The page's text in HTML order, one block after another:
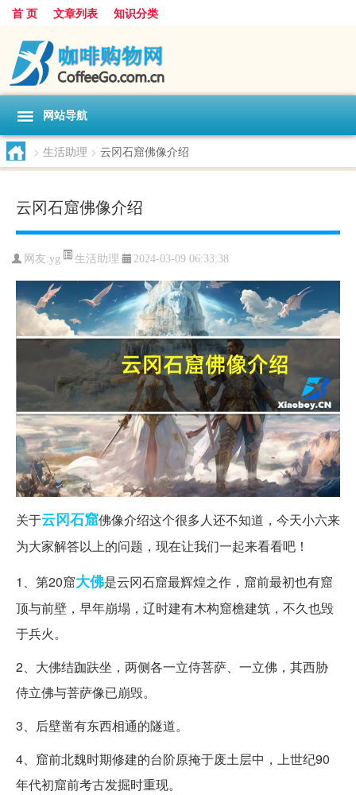
首 页 文章列表 知识分类
网站导航
> 生活助理 > 云冈石窟佛像介绍
云冈石窟佛像介绍
网友:yg 生活助理 2024-03-09 06:33:38
关于云冈石窟佛像介绍这个很多人还不知道，今天小六来
为大家解答以上的问题，现在让我们一起来看看吧！
1、第20窟大佛是云冈石窟最辉煌之作，窟前最初也有窟
顶与前壁，早年崩塌，辽时建有木构窟檐建筑，不久也毁
于兵火。
2、大佛结跏趺坐，两侧各一立侍菩萨、一立佛，其西胁
侍立佛与菩萨像已崩毁。
3、后壁凿有东西相通的隧道。
4、窟前北魏时期修建的台阶原掩于废土层中，上世纪90
年代初窟前考古发掘时重现。